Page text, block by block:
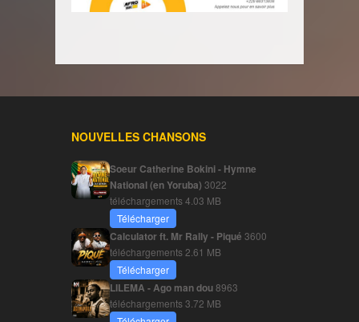
NOUVELLES CHANSONS
Soeur Catherine Bokini - Hymne
National (en Yoruba) 3022
téléchargements4.03 MB
Télécharger
Calculator ft. Mr Rally - Piqué 3600
téléchargements 2.61 MB
Télécharger
LILEMA - Ago man dou8963
téléchargements3.72 MB